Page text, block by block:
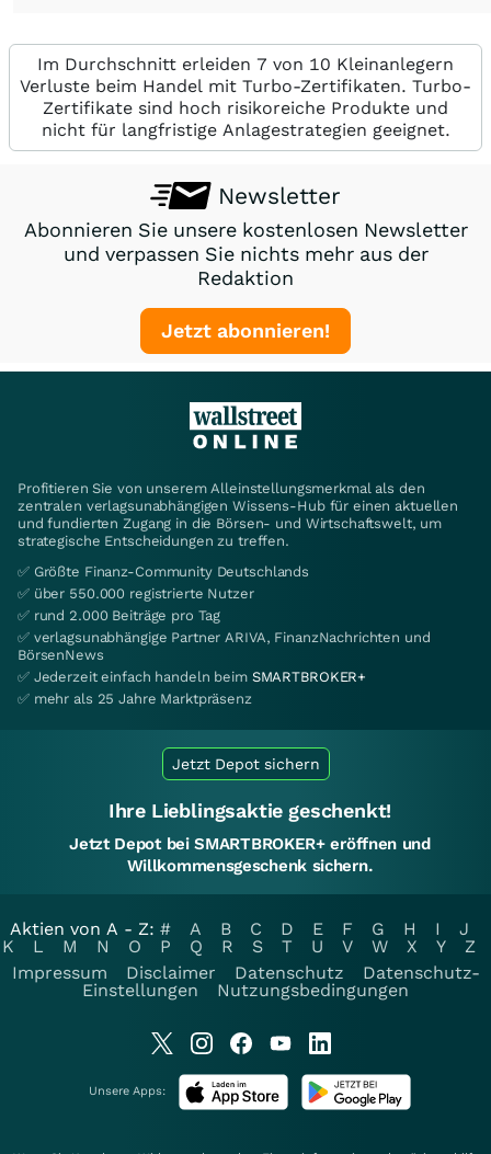
Im Durchschnitt erleiden 7 von 10 Kleinanlegern
Verluste beim Handel mit Turbo-Zertifikaten. Turbo-
Zertifikate sind hoch risikoreiche Produkte und
nicht für langfristige Anlagestrategien geeignet.
Newsletter
Abonnieren Sie unsere kostenlosen Newsletter
und verpassen Sie nichts mehr aus der
Redaktion
Jetzt abonnieren!
Profitieren Sie von unserem Alleinstellungsmerkmal als den
zentralen verlagsunabhängigen Wissens-Hub für einen aktuellen
und fundierten Zugang in die Börsen- und Wirtschaftswelt, um
strategische Entscheidungen zu treffen.
✅ Größte Finanz-Community Deutschlands
✅ über 550.000 registrierte Nutzer
✅ rund 2.000 Beiträge pro Tag
✅ verlagsunabhängige Partner ARIVA, FinanzNachrichten und
BörsenNews
✅ Jederzeit einfach handeln beim SMARTBROKER+
✅ mehr als 25 Jahre Marktpräsenz
Jetzt Depot sichern
Ihre Lieblingsaktie geschenkt!
Jetzt Depot bei SMARTBROKER+ eröffnen und
Willkommensgeschenk sichern.
Aktien von A - Z: # A B C D E F G H I
J
K
L M N O P Q R S T U V W X Y
Z
Impressum
Disclaimer Datenschutz
Datenschutz-
Einstellungen
Nutzungsbedingungen
Unsere Apps: